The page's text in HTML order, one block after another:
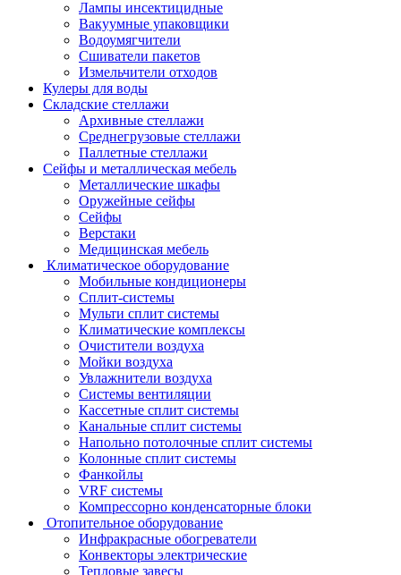
Лампы инсектицидные
Вакуумные упаковщики
Водоумягчители
Сшиватели пакетов
Измельчители отходов
Кулеры для воды
Складские стеллажи
Архивные стеллажи
Среднегрузовые стеллажи
Паллетные стеллажи
Сейфы и металлическая мебель
Металлические шкафы
Оружейные сейфы
Сейфы
Верстаки
Медицинская мебель
Климатическое оборудование
Мобильные кондиционеры
Сплит-системы
Мульти сплит системы
Климатические комплексы
Очистители воздуха
Мойки воздуха
Увлажнители воздуха
Системы вентиляции
Кассетные сплит системы
Канальные сплит системы
Напольно потолочные сплит системы
Колонные сплит системы
Фанкойлы
VRF системы
Компрессорно конденсаторные блоки
Отопительное оборудование
Инфракрасные обогреватели
Конвекторы электрические
Тепловые завесы